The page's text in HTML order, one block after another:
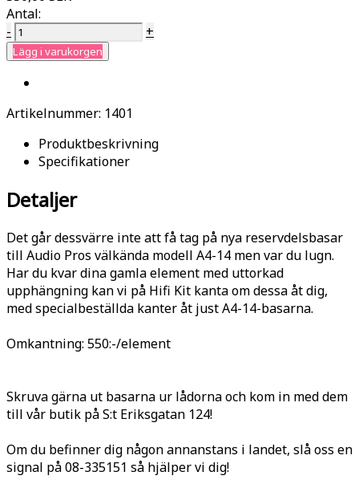
Antal:
-
+
Lägg i varukorgen
Artikelnummer: 1401
Produktbeskrivning
Specifikationer
Detaljer
Det går dessvärre inte att få tag på nya reservdelsbasar
till Audio Pros välkända modell A4-14 men var du lugn.
Har du kvar dina gamla element med uttorkad
upphängning kan vi på Hifi Kit kanta om dessa åt dig,
med specialbeställda kanter åt just A4-14-basarna.
Omkantning: 550:-/element
Skruva gärna ut basarna ur lådorna och kom in med dem
till vår butik på S:t Eriksgatan 124!
Om du befinner dig någon annanstans i landet, slå oss en
signal på 08-335151 så hjälper vi dig!